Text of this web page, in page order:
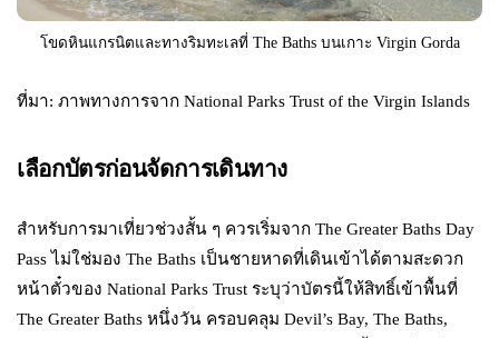
โขดหินแกรนิตและทางริมทะเลที่ The Baths บนเกาะ Virgin Gorda
ที่มา: ภาพทางการจาก National Parks Trust of the Virgin Islands
เลือกบัตรก่อนจัดการเดินทาง
สำหรับการมาเที่ยวช่วงสั้น ๆ ควรเริ่มจาก The Greater Baths Day
Pass ไม่ใช่มอง The Baths เป็นชายหาดที่เดินเข้าได้ตามสะดวก
หน้าตั๋วของ National Parks Trust ระบุว่าบัตรนี้ให้สิทธิ์เข้าพื้นที่
The Greater Baths หนึ่งวัน ครอบคลุม Devil’s Bay, The Baths,